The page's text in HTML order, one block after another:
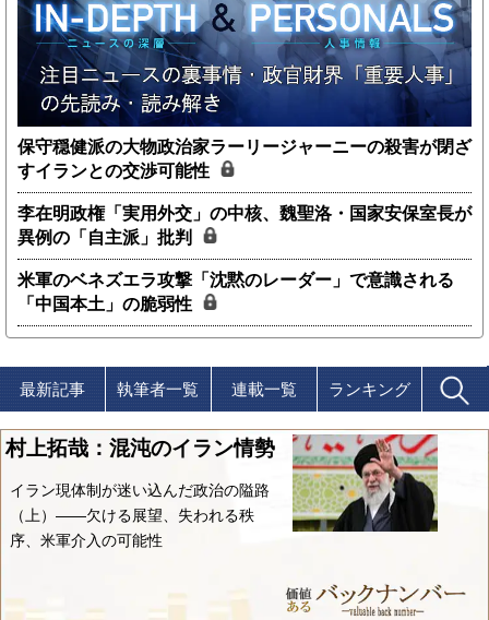
保守穏健派の大物政治家ラーリージャーニーの殺害が閉ざ
すイランとの交渉可能性
李在明政権「実用外交」の中核、魏聖洛・国家安保室長が
異例の「自主派」批判
米軍のベネズエラ攻撃「沈黙のレーダー」で意識される
「中国本土」の脆弱性
最新記事 執筆者一覧 連載一覧 ランキング
村上拓哉：混沌のイラン情勢
イラン現体制が迷い込んだ政治の隘路
（上）――欠ける展望、失われる秩
序、米軍介入の可能性